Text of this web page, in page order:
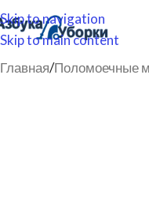
Skip to navigation
Skip to main content
Главная/Поломоечные